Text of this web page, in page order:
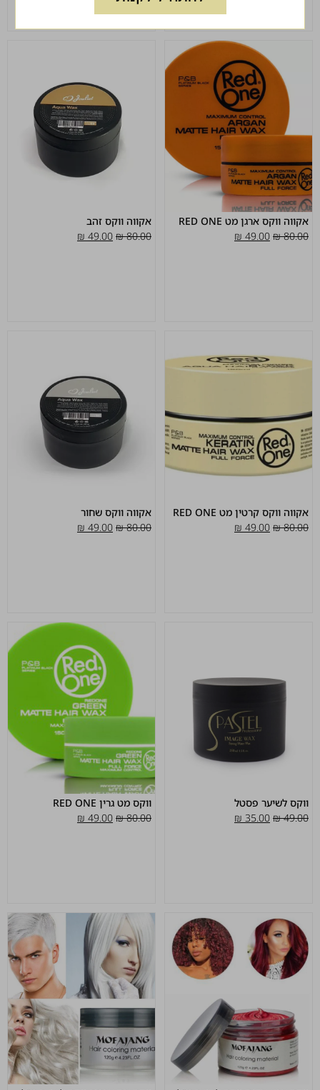
אקווה ווקס ארגן מט RED ONE
80.00
₪
49.00
₪
אקווה ווקס זהב
80.00
₪
49.00
₪
אקווה ווקס קרטין מט RED ONE
80.00
₪
49.00
₪
אקווה ווקס שחור
80.00
₪
49.00
₪
ווקס לשיער פסטל
49.00
₪
35.00
₪
ווקס מט גרין RED ONE
80.00
₪
49.00
₪